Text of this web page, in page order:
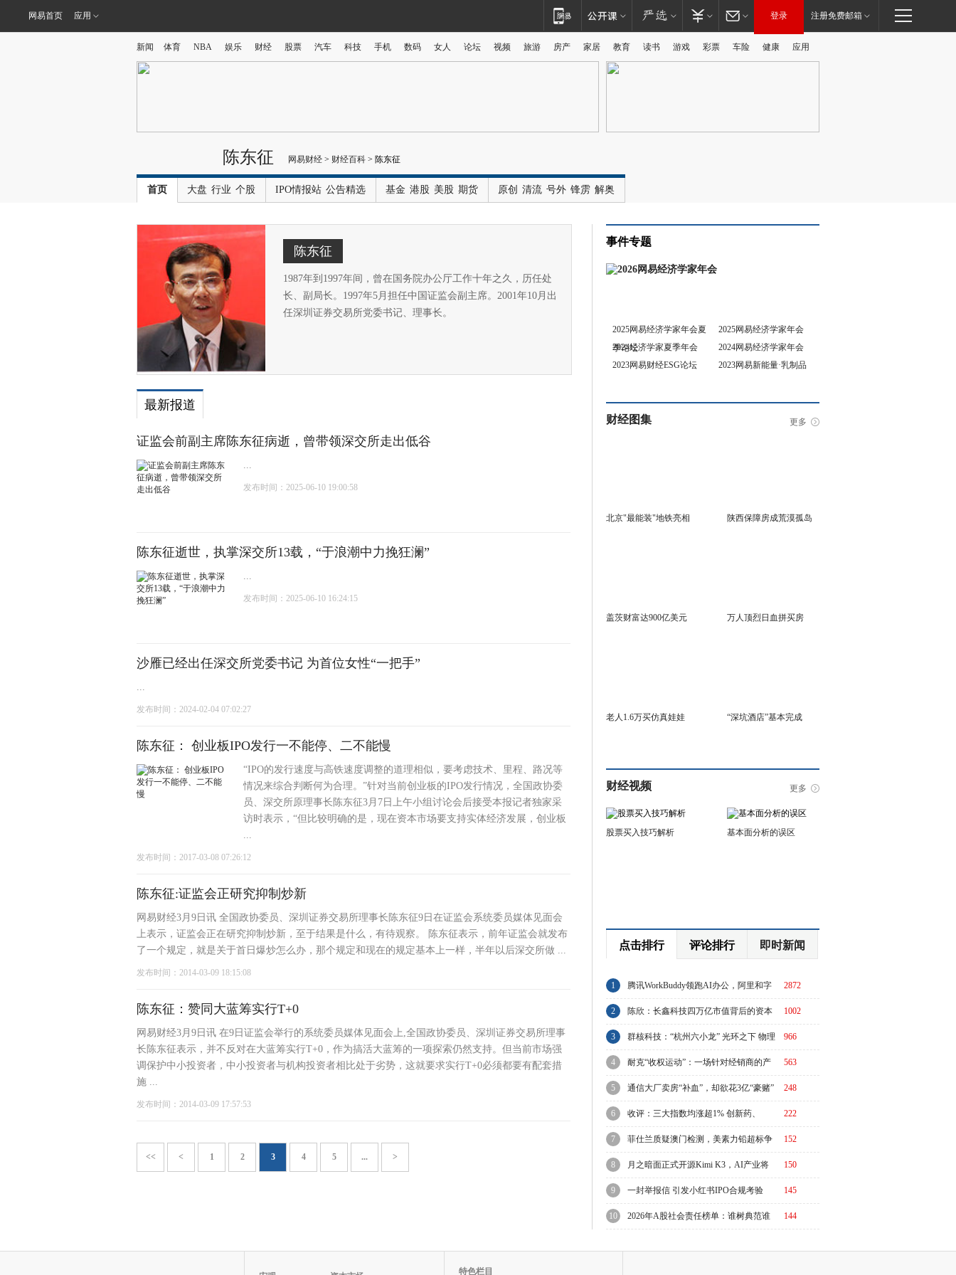
网易首页 应用 登录 注册免费邮箱
新闻 体育 NBA 娱乐 财经 股票 汽车 科技 手机 数码 女人 论坛 视频 旅游 房产 家居 教育 读书 游戏 彩票 车险 健康 应用
陈东征 网易财经 > 财经百科 > 陈东征
首页 大盘 行业 个股 IPO情报站 公告精选 基金 港股 美股 期货 原创 清流 号外 锋雳 解奥
陈东征
1987年到1997年间，曾在国务院办公厅工作十年之久，历任处
长、副局长。1997年5月担任中国证监会副主席。2001年10月出
任深圳证券交易所党委书记、理事长。
最新报道
证监会前副主席陈东征病逝，曾带领深交所走出低谷
...
发布时间：2025-06-10 19:00:58
陈东征逝世，执掌深交所13载，“于浪潮中力挽狂澜”
...
发布时间：2025-06-10 16:24:15
沙雁已经出任深交所党委书记 为首位女性“一把手”
...
发布时间：2024-02-04 07:02:27
陈东征： 创业板IPO发行一不能停、二不能慢
“IPO的发行速度与高铁速度调整的道理相似，要考虑技术、里程、路况等
情况来综合判断何为合理。”针对当前创业板的IPO发行情况，全国政协委
员、深交所原理事长陈东征3月7日上午小组讨论会后接受本报记者独家采
访时表示，“但比较明确的是，现在资本市场要支持实体经济发展，创业板
...
发布时间：2017-03-08 07:26:12
陈东征:证监会正研究抑制炒新
网易财经3月9日讯 全国政协委员、深圳证券交易所理事长陈东征9日在证监会系统委员媒体见面会
上表示，证监会正在研究抑制炒新，至于结果是什么，有待观察。 陈东征表示，前年证监会就发布
了一个规定，就是关于首日爆炒怎么办，那个规定和现在的规定基本上一样，半年以后深交所做 ...
发布时间：2014-03-09 18:15:08
陈东征：赞同大蓝筹实行T+0
网易财经3月9日讯 在9日证监会举行的系统委员媒体见面会上,全国政协委员、深圳证券交易所理事
长陈东征表示，并不反对在大蓝筹实行T+0，作为搞活大蓝筹的一项探索仍然支持。但当前市场强
调保护中小投资者，中小投资者与机构投资者相比处于劣势，这就要求实行T+0必须都要有配套措
施 ...
发布时间：2014-03-09 17:57:53
<< < 1 2 3 4 5 ... >
事件专题
2025网易经济学家年会夏
季论坛
2025网易经济学家年会
2024经济学家夏季年会
2024网易经济学家年会
2023网易财经ESG论坛
2023网易新能量·乳制品
财经图集 更多
北京"最能装"地铁亮相 陕西保障房成荒漠孤岛
盖茨财富达900亿美元 万人顶烈日血拼买房
老人1.6万买仿真娃娃 “深坑酒店”基本完成
财经视频 更多
股票买入技巧解析 基本面分析的误区
点击排行 评论排行 即时新闻
2872
1 腾讯WorkBuddy领跑AI办公，阿里和字
节急了？ 1002
2 陈欣：长鑫科技四万亿市值背后的资本
与周期 966
3 群核科技：“杭州六小龙” 光环之下 物理
AI故事有水分吗？ 563
4 耐克“收权运动”：一场针对经销商的产
业链价值重估 248
5 通信大厂卖房“补血”，却欲花3亿“豪赌”
222
6 收评：三大指数均涨超1% 创新药、
CRO概念全线走强 152
7 菲仕兰质疑澳门检测，美素力铅超标争
议升级 150
8 月之暗面正式开源Kimi K3，AI产业将
迎又一个“DeepSeek时刻”冲击波？ 145
9 一封举报信 引发小红书IPO合规考验
144
10 2026年A股社会责任榜单：谁树典范谁
特色栏目